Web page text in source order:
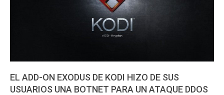
EL ADD-ON EXODUS DE KODI HIZO DE SUS
USUARIOS UNA BOTNET PARA UN ATAQUE DDOS